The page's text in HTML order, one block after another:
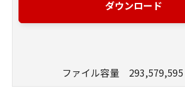
ダウンロード
ファイル容量